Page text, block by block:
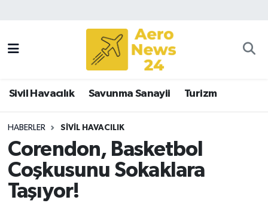
Sivil Havacılık Savunma Sanayii Turizm
HABERLER SIVIL HAVACILIK
Corendon, Basketbol
Coşkusunu Sokaklara
Taşıyor!